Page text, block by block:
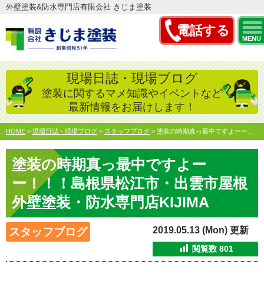
電話する
MENU
外壁塗装&防水専門店有限会社 きじま塗装
現場日誌・現場ブログ
塗装に関するマメ知識やイベントなど
最新情報をお届けします！
HOME > 現場日誌・現場ブログ > スタッフブログ > 塗装の時期真っ最中ですよーー！！！島根県松江市・出雲市屋根…
塗装の時期真っ最中ですよー
ー！！！島根県松江市・出雲市屋根
外壁塗装・防水専門店KIJIMA
スタッフブログ 2019.05.13 (Mon) 更新
閲覧数 801